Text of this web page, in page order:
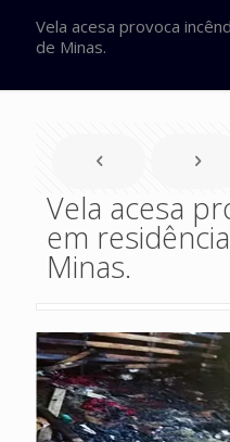
Vela acesa provoca
de Minas.
Vela acesa
em
Minas.